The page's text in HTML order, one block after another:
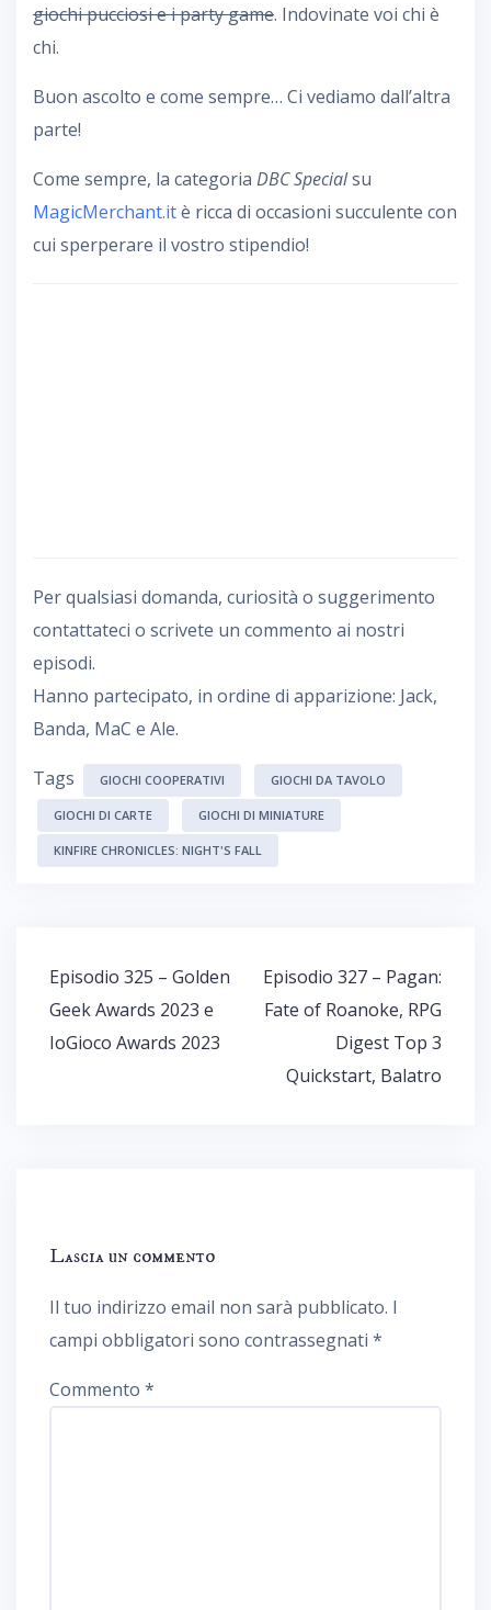
giochi pucciosi e i party game. Indovinate voi chi è
chi.
Buon ascolto e come sempre… Ci vediamo dall’altra
parte!
Come sempre, la categoria DBC Specialsu
MagicMerchant.itè ricca di occasioni succulente con
cui sperperare il vostro stipendio!
Per qualsiasi domanda, curiosità o suggerimento
contattateci o scrivete un commento ai nostri
episodi.
Hanno partecipato, in ordine di apparizione: Jack,
Banda, MaC e Ale.
Tags GIOCHI COOPERATIVI GIOCHI DA TAVOLO
GIOCHI DI CARTE GIOCHI DI MINIATURE
KINFIRE CHRONICLES: NIGHT'S FALL
Navigazione
articoli
Episodio 325 – Golden
Geek Awards 2023 e
IoGioco Awards 2023
Episodio 327 – Pagan:
Fate of Roanoke, RPG
Digest Top 3
Quickstart, Balatro
Lascia un commento
Il tuo indirizzo email non sarà pubblicato. I
campi obbligatori sono contrassegnati *
Commento *